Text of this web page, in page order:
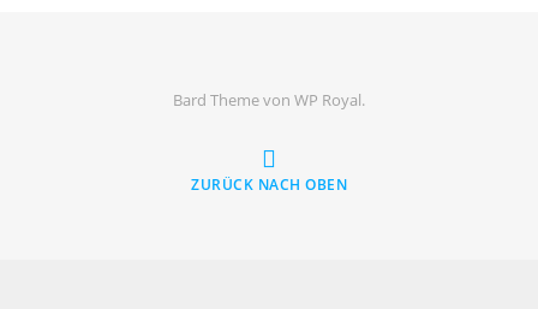
Bard Theme von WP Royal.
ZURÜCK NACH OBEN